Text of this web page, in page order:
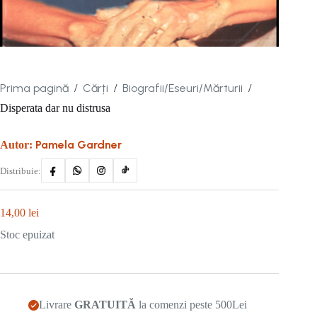
Prima pagină / Cărți / Biografii/Eseuri/Mărturii /
Disperata dar nu distrusa
Autor: Pamela Gardner
Distribuie:
14,00 lei
Stoc epuizat
Livrare GRATUITĂ la comenzi peste 500Lei